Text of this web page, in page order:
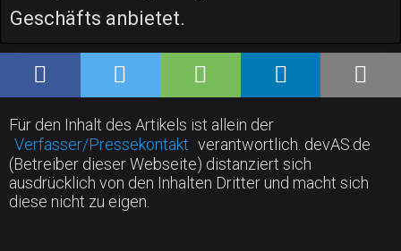
Geschäfts anbietet.
Für den Inhalt des Artikels ist allein der
Verfasser/Pressekontakt verantwortlich. devAS.de
(Betreiber dieser Webseite) distanziert sich
ausdrücklich von den Inhalten Dritter und macht sich
diese nicht zu eigen.